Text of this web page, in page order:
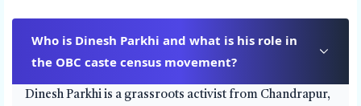
Who is Dinesh Parkhi and what is his role in
the OBC caste census movement?
Dinesh Parkhi is a grassroots activist from Chandrapur,